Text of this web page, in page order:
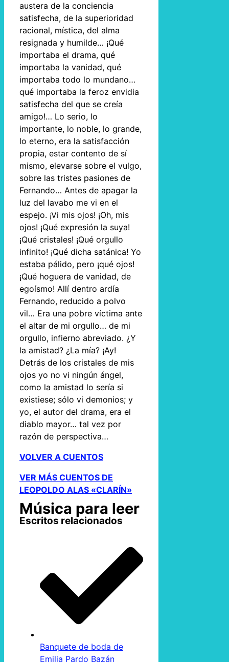
austera de la conciencia
satisfecha, de la superioridad
racional, mística, del alma
resignada y humilde… ¡Qué
importaba el drama, qué
importaba la vanidad, qué
importaba todo lo mundano…
qué importaba la feroz envidia
satisfecha del que se creía
amigo!… Lo serio, lo
importante, lo noble, lo grande,
lo eterno, era la satisfacción
propia, estar contento de sí
mismo, elevarse sobre el vulgo,
sobre las tristes pasiones de
Fernando… Antes de apagar la
luz del lavabo me vi en el
espejo. ¡Vi mis ojos! ¡Oh, mis
ojos! ¡Qué expresión la suya!
¡Qué cristales! ¡Qué orgullo
infinito! ¡Qué dicha satánica! Yo
estaba pálido, pero ¡qué ojos!
¡Qué hoguera de vanidad, de
egoísmo! Allí dentro ardía
Fernando, reducido a polvo
vil… Era una pobre víctima ante
el altar de mi orgullo… de mi
orgullo, infierno abreviado. ¿Y
la amistad? ¿La mía? ¡Ay!
Detrás de los cristales de mis
ojos yo no vi ningún ángel,
como la amistad lo sería si
existiese; sólo vi demonios; y
yo, el autor del drama, era el
diablo mayor… tal vez por
razón de perspectiva…
VOLVER A CUENTOS
VER MÁS CUENTOS DE
LEOPOLDO ALAS «CLARÍN»
Música para leer
Escritos relacionados
Banquete de boda de
Emilia Pardo Bazán